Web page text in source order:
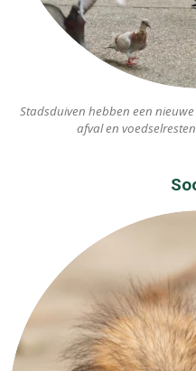
Stadsduiven hebben een
afval en